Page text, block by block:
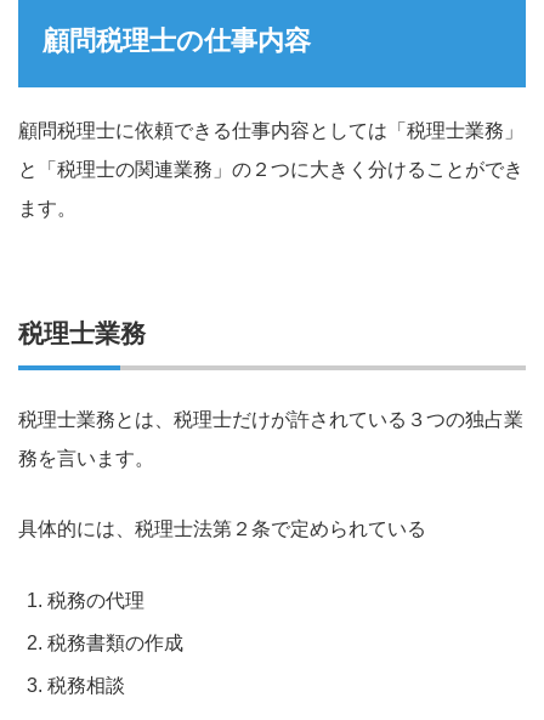
顧問税理士の仕事内容
顧問税理士に依頼できる仕事内容としては「税理士業務」
と「税理士の関連業務」の２つに大きく分けることができ
ます。
税理士業務
税理士業務とは、税理士だけが許されている３つの独占業
務を言います。
具体的には、税理士法第２条で定められている
税務の代理
税務書類の作成
税務相談